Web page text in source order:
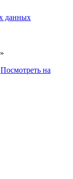
данных
Посмотреть на